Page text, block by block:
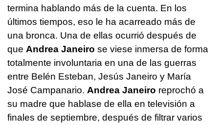
termina hablando más de la cuenta. En los
últimos tiempos, eso le ha acarreado más de
una bronca. Una de ellas ocurrió después de
que Andrea Janeiro se viese inmersa de forma
totalmente involuntaria en una de las guerras
entre Belén Esteban, Jesús Janeiro y María
José Campanario. Andrea Janeiro reprochó a
su madre que hablase de ella en televisión a
finales de septiembre, después de filtrar varios